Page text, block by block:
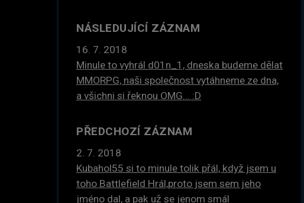
NÁSLEDUJÍCÍ ZÁZNAM
16. 7. 2018
Minule to vyhrál d01n_1, dneska budeme dělat
MMORPG, naši společnost vytáhneme ze dna,
a všichni si řeknou OMG... :D
PŘEDCHOZÍ ZÁZNAM
2. 7. 2018
Kubahol55 si to minule tolik přál, když jsem u
toho Battlefield Hrál,proto jsem sem jeho
jméno dal, a pak už se jenom smál